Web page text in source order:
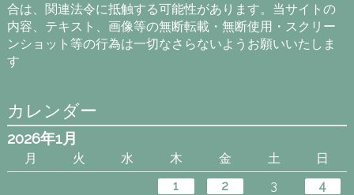
合は、関連法令に抵触する可能性があります。当サイトの
内容、テキスト、画像等の無断転載・無断使用・スクリー
ンショット等の行為は一切なさらないようお願いいたしま
す
カレンダー
2026年1月
月 火 水 木 金 土
日
1
2 3
4